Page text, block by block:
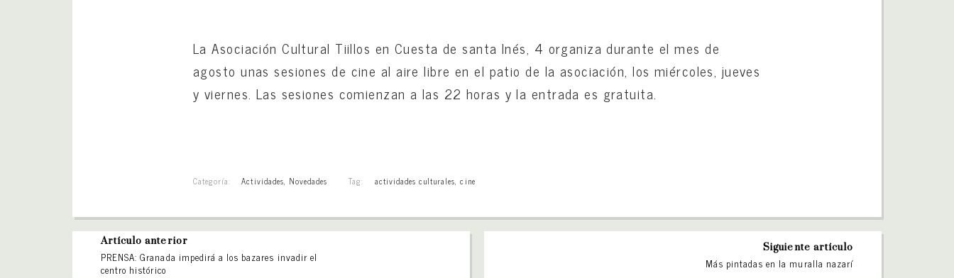
La Asociación Cultural Tiillos en Cuesta de santa Inés, 4 organiza durante el mes de
agosto unas sesiones de cine al aire libre en el patio de la asociación, los miércoles, jueves
y viernes. Las sesiones comienzan a las 22 horas y la entrada es gratuita.
Categoría: Actividades, Novedades Tag: actividades culturales,cine
Artículo anterior
PRENSA: Granada impedirá a los bazares invadir el
centro histórico
Siguiente artículo
Más pintadas en la muralla nazarí